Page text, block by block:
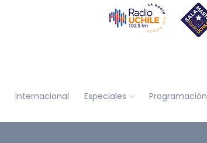
Internacional Especiales Programación